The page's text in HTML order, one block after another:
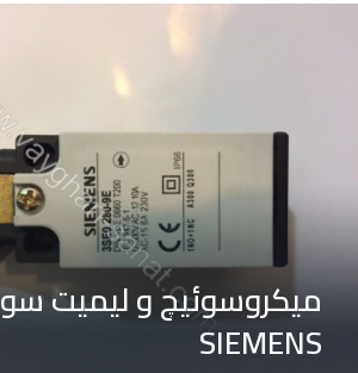
میکروسوئیچ و لیمیت
SIEMENS